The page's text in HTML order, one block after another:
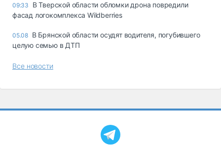
09:33
В Тверской области обломки дрона повредили
фасад логокомплекса Wildberries
05.08 В Брянской области осудят водителя, погубившего
целую семью в ДТП
Все новости